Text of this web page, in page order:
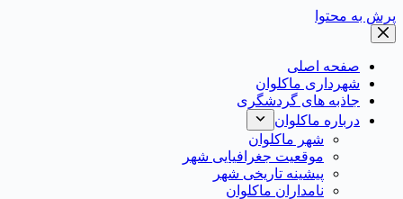
به محتوا
صفحه اصلی
شهرداری ماکلوان
جاذبه های گردشگری
درباره ماکلوان
شهر ماکلوان
موقعیت جغرافیایی شهر
پیشینه تاریخی شهر
نامداران ماکلوان